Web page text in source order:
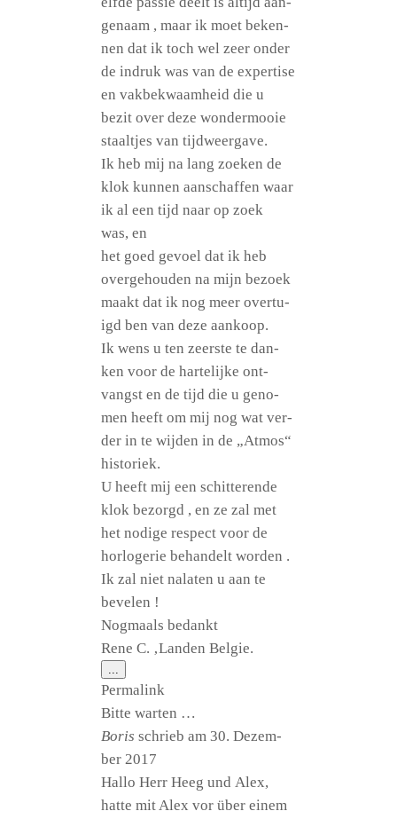
gen­aam , maar ik moet beken­
nen dat ik toch wel zeer onder
de indruk was van de exper­ti­se
en vak­be­k­waam­heid die u
bezit over deze won­der­mooie
staalt­jes van tijdweergave.
Ik heb mij na lang zoe­ken de
klok kun­nen aan­schaf­fen waar
ik al een tijd naar op zoek
was, en
het goed gev­oel dat ik heb
over­ge­hou­den na mijn bez­oek
maakt dat ik nog meer over­tu­
igd ben van deze aankoop.
Ik wens u ten zeers­te te dan­
ken voor de har­te­li­jke ont­
vangst en de tijd die u geno­
men heeft om mij nog wat ver­
der in te wij­den in de „Atmos“
historiek.
U heeft mij een schit­ter­en­de
klok bezorgd , en ze zal met
het nodi­ge respect voor de
hor­lo­ge­rie behan­delt worden .
Ik zal niet nala­ten u aan te
bevelen !
Nogm­aals bedankt
Rene C. ‚Lan­den Belgie.
...
Metabox
ein-/ausblenden.
Per­ma­link
Bit­te warten …
Boris schrieb am 30. Dezem­
ber 2017
Hal­lo Herr Heeg und Alex,
hat­te mit Alex vor über einem